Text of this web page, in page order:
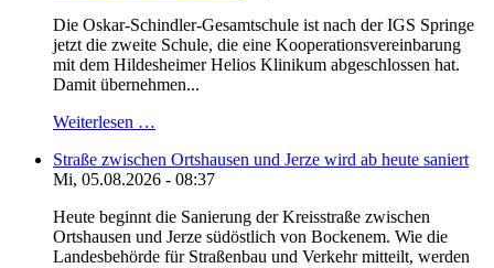
Die Oskar-Schindler-Gesamtschule ist nach der IGS Springe
jetzt die zweite Schule, die eine Kooperationsvereinbarung
mit dem Hildesheimer Helios Klinikum abgeschlossen hat.
Damit übernehmen...
Weiterlesen …
Straße zwischen Ortshausen und Jerze wird ab heute saniert
Mi, 05.08.2026 - 08:37
Heute beginnt die Sanierung der Kreisstraße zwischen
Ortshausen und Jerze südöstlich von Bockenem. Wie die
Landesbehörde für Straßenbau und Verkehr mitteilt, werden